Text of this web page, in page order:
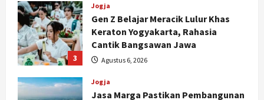
3 Agustus 6, 2026
4
Jogja
Jasa Marga Pastikan Pembangunan
Tol Jogja-Solo Segera Rampung,
Agustus 6, 2026